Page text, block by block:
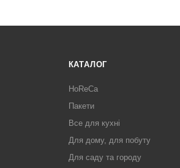
КАТАЛОГ
HoReCa
Пакети
Все для кухні
Для дому, для побуту
Для саду та городу